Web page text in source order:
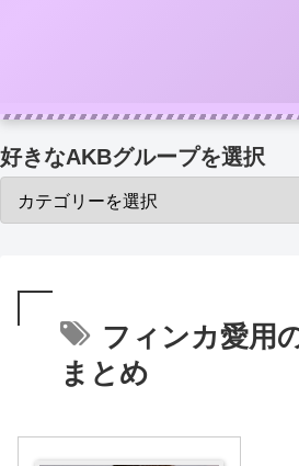
好きなAKBグループを選択
フィンカ愛用
まとめ